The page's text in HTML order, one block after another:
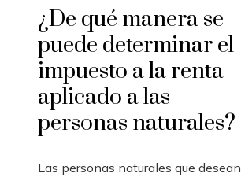
¿De qué manera se
puede determinar el
impuesto a la renta
aplicado a las
personas naturales?
Las personas naturales que desean